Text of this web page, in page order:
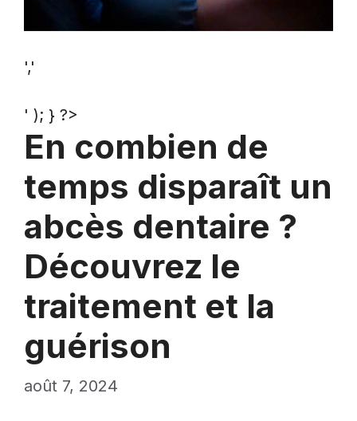
','
' ); } ?>
En combien de
temps disparaît un
abcès dentaire ?
Découvrez le
traitement et la
guérison
août 7, 2024